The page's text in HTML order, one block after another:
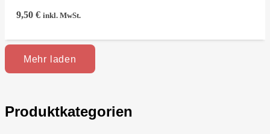
9,50€ inkl. MwSt.
Mehr laden
Produktkategorien